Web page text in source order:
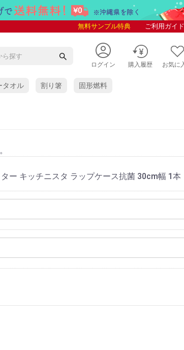
無料サンプル特典 ご利用ガイド
ログイン 購入履歴 お気に
タオル 割り箸 固形燃料
ー キッチニスタ ラップケース抗菌 30cm幅 1本